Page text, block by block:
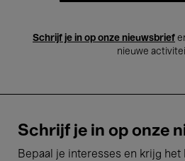
Schrijf je in op onze nieuwsbrief
nieuwe
Schrijf je in op onze
Bepaal je interesses en krijg het